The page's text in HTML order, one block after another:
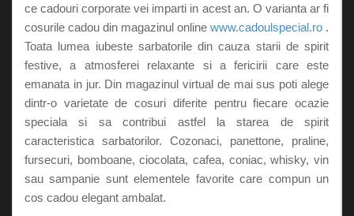
ce cadouri corporate vei imparti in acest an. O varianta ar fi
cosurile cadou din magazinul online www.cadoulspecial.ro .
Toata lumea iubeste sarbatorile din cauza starii de spirit
festive, a atmosferei relaxante si a fericirii care este
emanata in jur. Din magazinul virtual de mai sus poti alege
dintr-o varietate de cosuri diferite pentru fiecare ocazie
speciala si sa contribui astfel la starea de spirit
caracteristica sarbatorilor. Cozonaci, panettone, praline,
fursecuri, bomboane, ciocolata, cafea, coniac, whisky, vin
sau sampanie sunt elementele favorite care compun un
cos cadou elegant ambalat.